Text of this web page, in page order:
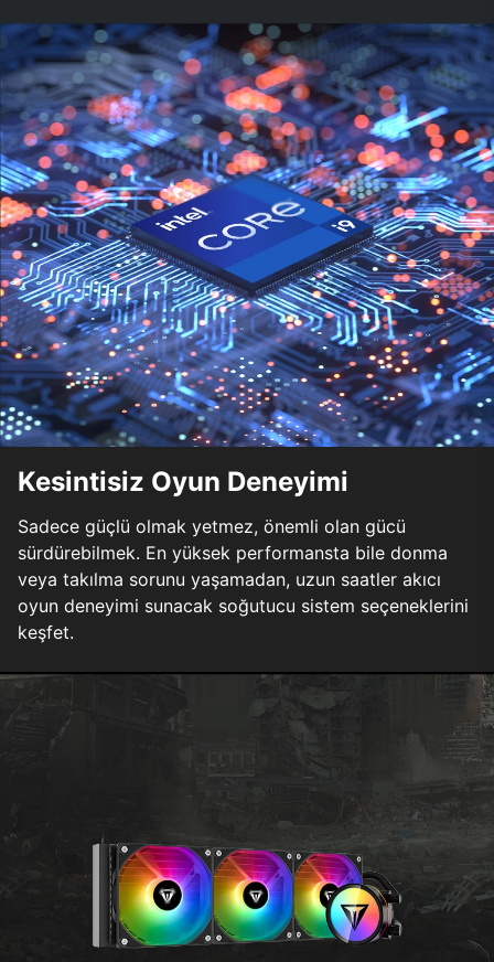
Kesintisiz Oyun Deneyimi
Sadece güçlü olmak yetmez, önemli olan gücü
sürdürebilmek. En yüksek performansta bile donma
veya takılma sorunu yaşamadan, uzun saatler akıcı
oyun deneyimi sunacak soğutucu sistem seçeneklerini
keşfet.